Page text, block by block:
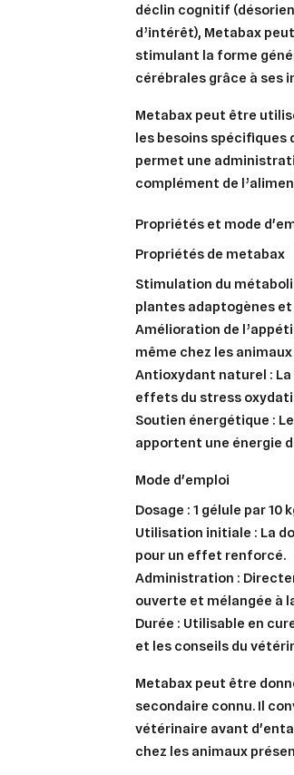
déclin cognitif
d’intérêt), Metabax
stimulant la forme
cérébrales grâce à ses
Metabax peut être
les besoins spécifiques
permet une
complément de
propriétés et mode
propriétés de metabax
Stimulation du
plantes adaptogènes et
Amélioration de
même chez les
Antioxydant naturel :
effets du stress
Soutien énergétique :
apportent une énergie
mode d'emploi
Dosage : 1 gélule par 10
Utilisation initiale : La
pour un effet renforcé.
Administration :
ouverte et mélangée à
Durée : Utilisable en
et les conseils du
Metabax peut être
secondaire connu. Il
vétérinaire avant
chez les animaux